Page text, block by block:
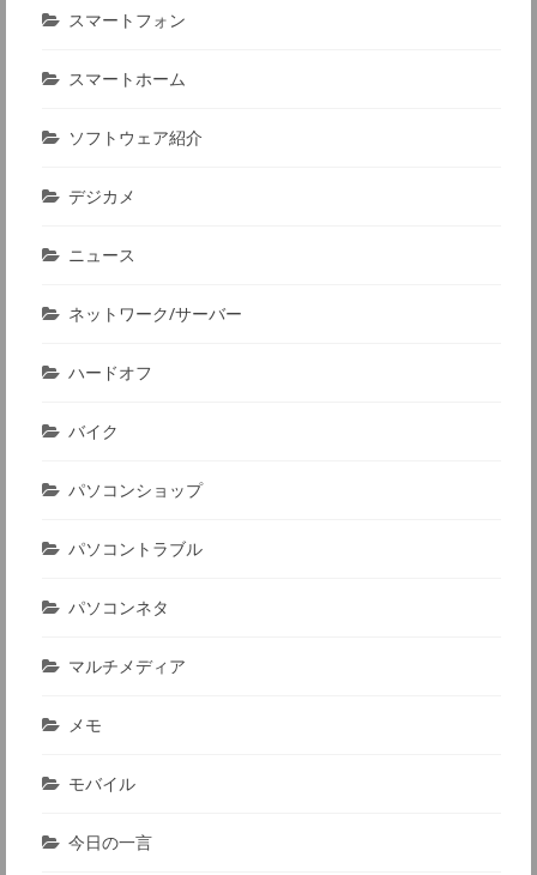
スマートフォン
スマートホーム
ソフトウェア紹介
デジカメ
ニュース
ネットワーク/サーバー
ハードオフ
バイク
パソコンショップ
パソコントラブル
パソコンネタ
マルチメディア
メモ
モバイル
今日の一言